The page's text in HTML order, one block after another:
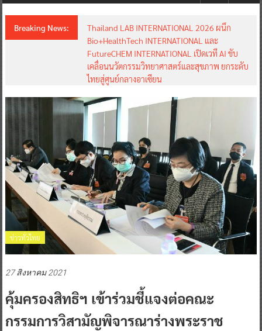
Breaking News:
Thailand LAB INTERNATIONAL 2026 ผนึก
Bio+HealthTech INTERNATIONAL และ
FutureCHEM INTERNATIONAL เปิดเวที AI ขับ
เคลื่อนนวัตกรรมวิทยาศาสตร์และสุขภาพ ยกระดับ
ไทยสู่ศูนย์กลางอาเซียน
ข่าวทั่วไทย
27 สิงหาคม 2021
คุ้มครองสิทธิฯ เข้าร่วมชี้แจงต่อคณะ
กรรมการวิสามัญพิจารณาร่างพระราช